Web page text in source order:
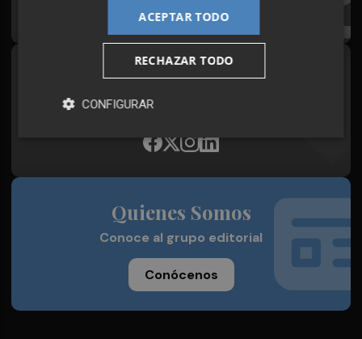
Síguenos en redes
Plaza Podcast, desde cualquier medio
Quienes Somos
Conoce al grupo editorial
Conócenos
ACEPTAR TODO
RECHAZAR TODO
CONFIGURAR